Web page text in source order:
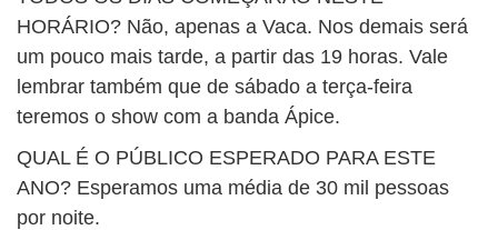
HORÁRIO? Não, apenas a Vaca. Nos demais será
um pouco mais tarde, a partir das 19 horas. Vale
lembrar também que de sábado a terça-feira
teremos o show com a banda Ápice.
QUAL É O PÚBLICO ESPERADO PARA ESTE
ANO? Esperamos uma média de 30 mil pessoas
por noite.